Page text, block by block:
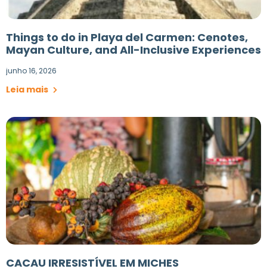
Things to do in Playa del Carmen: Cenotes,
Mayan Culture, and All-Inclusive Experiences
junho 16, 2026
Leia mais
CACAU IRRESISTÍVEL EM MICHES